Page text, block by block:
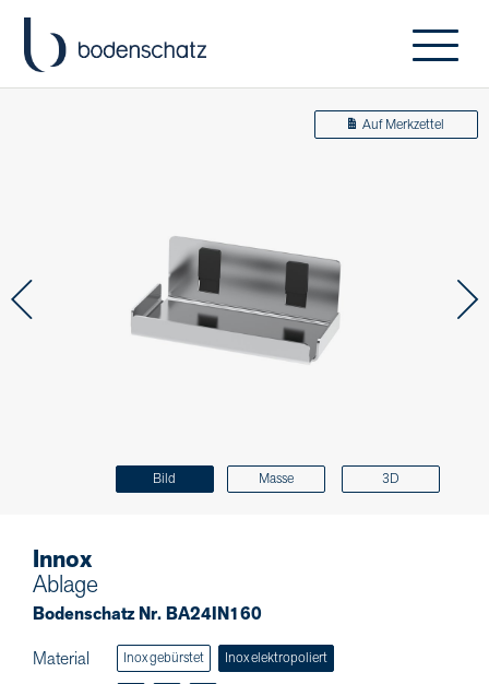
Bild Masse 3D
Auf Merkzettel
Innox
Ablage
Bodenschatz Nr. BA24IN160
Material
Inox gebürstet Inox elektropoliert